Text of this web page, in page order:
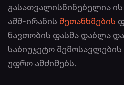
გასათვალისწინებელია
აშშ-ირანის შეთანხმების
ნავთობის ფასმა დაბლა
საბიუჯეტო
უფრო ამძიმებს.